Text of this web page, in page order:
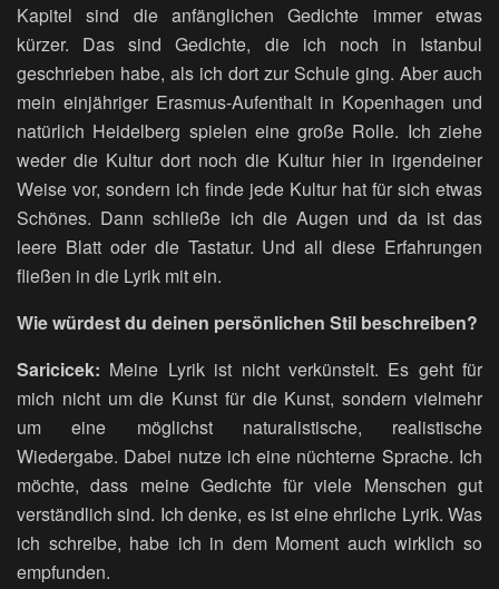
Kapitel sind die anfänglichen Gedichte immer etwas
kürzer. Das sind Gedichte, die ich noch in Istanbul
geschrieben habe, als ich dort zur Schule ging. Aber auch
mein einjähriger Erasmus-Aufenthalt in Kopenhagen und
natürlich Heidelberg spielen eine große Rolle. Ich ziehe
weder die Kultur dort noch die Kultur hier in irgendeiner
Weise vor, sondern ich finde jede Kultur hat für sich etwas
Schönes. Dann schließe ich die Augen und da ist das
leere Blatt oder die Tastatur. Und all diese Erfahrungen
fließen in die Lyrik mit ein.
Wie würdest du deinen persönlichen Stil beschreiben?
Saricicek: Meine Lyrik ist nicht verkünstelt. Es geht für
mich nicht um die Kunst für die Kunst, sondern vielmehr
um eine möglichst naturalistische, realistische
Wiedergabe. Dabei nutze ich eine nüchterne Sprache. Ich
möchte, dass meine Gedichte für viele Menschen gut
verständlich sind. Ich denke, es ist eine ehrliche Lyrik. Was
ich schreibe, habe ich in dem Moment auch wirklich so
empfunden.